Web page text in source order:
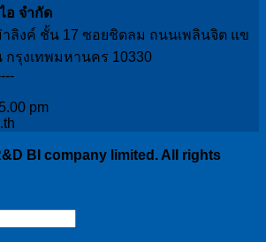
อ จำกัด
าลิงค์ ชั้น 17 ซอยชิดลม ถนนเพลินจิต แข
รุงเทพมหานคร 10330
pm
BI company limited. All rights